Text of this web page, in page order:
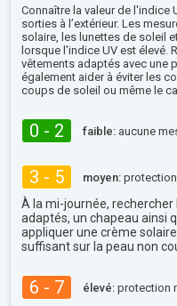
Connaître la valeur de l'indice
sorties à l’extérieur. Les
solaire, les lunettes de soleil
lorsque l'indice UV est élevé.
vêtements adaptés avec une
également aider à éviter les
coups de soleil ou même le
0 - 2 faible: aucune
3 - 5 moyen: protection
À la mi-journée,
adaptés, un chapeau ainsi
appliquer une crème
suffisant sur la peau non
6 - 7 élevé: protection